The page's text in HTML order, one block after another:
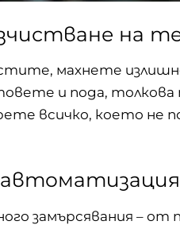
на
махнете
и пода, толкова
всичко, което не
замърсявания –